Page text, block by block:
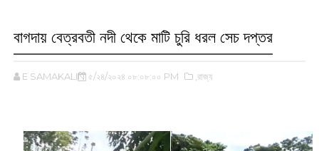
বাগদায় বেত্রবতী নদী থেকে মাটি চুরি ধরল সেচ দপ্তর
E SAMAKALIN ৫/২৪/২০২৪ ০৮:০৮:০০ PM ,রাজ্য